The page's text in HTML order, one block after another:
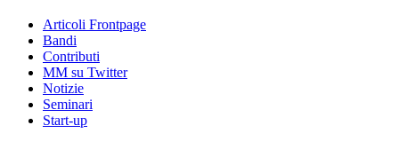
Articoli Frontpage
Bandi
Contributi
MM su Twitter
Notizie
Seminari
Start-up